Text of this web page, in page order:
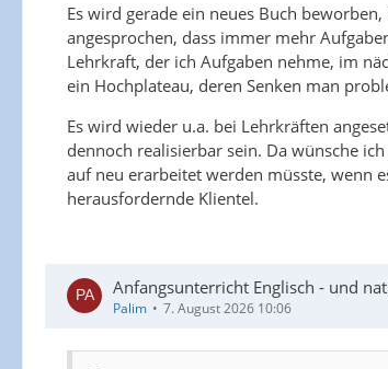
Es wird gerade ein neues Buch
angesprochen, dass immer mehr
Lehrkraft, der ich Aufgaben nehme, im
ein Hochplateau, deren Senken man
Es wird wieder u.a. bei Lehrkräften
dennoch realisierbar sein. Da wünsche
auf neu erarbeitet werden müsste, wenn
herausfordernde Klientel.
Anfangsunterricht Englisch - und
Palim 7. August 2026 10:06